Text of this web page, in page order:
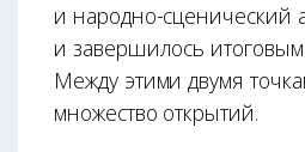
и народно-сценический
и завершилось
Между этими двумя
множество открытий.